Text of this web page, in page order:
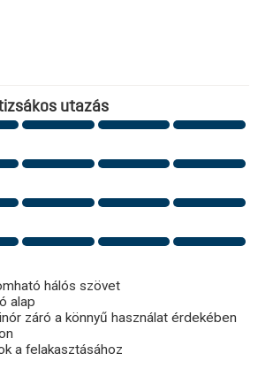
hálós szövet
alap
záró a könnyű használat érdekében
a felakasztásához
utazás